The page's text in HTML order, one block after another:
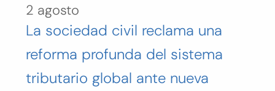
2 agosto
La sociedad civil reclama una
reforma profunda del sistema
tributario global ante nueva